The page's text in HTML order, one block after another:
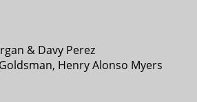
& Davy Perez
Henry Alonso Myers